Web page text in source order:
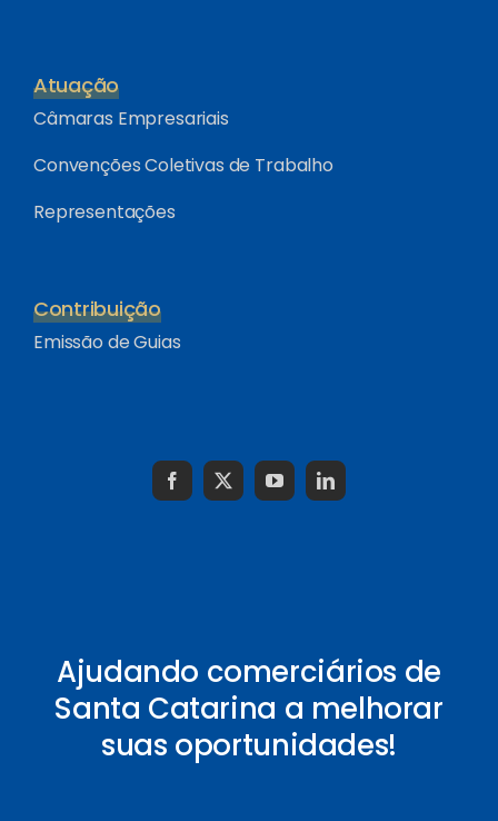
Atuação
Câmaras Empresariais
Convenções Coletivas de Trabalho
Representações
Contribuição
Emissão de Guias
Ajudando comerciários de
Santa Catarina a melhorar
suas oportunidades!